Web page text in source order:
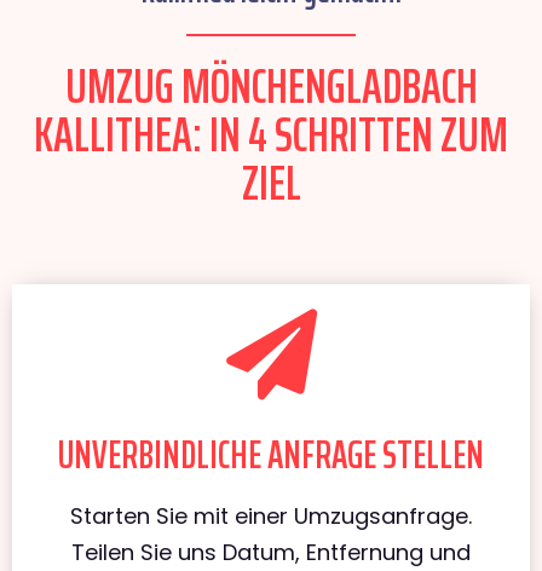
UMZUG MÖNCHENGLADBACH
KALLITHEA: IN 4 SCHRITTEN ZUM
ZIEL
UNVERBINDLICHE ANFRAGE STELLEN
Starten Sie mit einer Umzugsanfrage.
Teilen Sie uns Datum, Entfernung und